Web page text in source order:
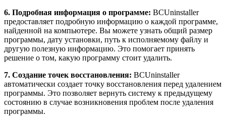
6. Подробная информация о программе: BCUninstaller
предоставляет подробную информацию о каждой программе,
найденной на компьютере. Вы можете узнать общий размер
программы, дату установки, путь к исполняемому файлу и
другую полезную информацию. Это помогает принять
решение о том, какую программу стоит удалить.
7. Создание точек восстановления: BCUninstaller
автоматически создает точку восстановления перед удалением
программы. Это позволяет вернуть систему к предыдущему
состоянию в случае возникновения проблем после удаления
программы.